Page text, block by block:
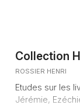
Collection
ROSSIER HENRI
Etudes sur les
Jérémie,